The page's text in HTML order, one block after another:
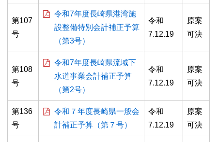
第107
号
令和7年度長崎県港湾施
設整備特別会計補正予算
（第3号）
令和
7.12.19
原案
可決
第108
号
令和7年度長崎県流域下
水道事業会計補正予算
（第2号）
令和
7.12.19
原案
可決
第136
号
令和７年度長崎県一般会
計補正予算（第７号）
令和
7.12.19
原案
可決